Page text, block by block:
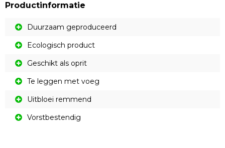
Productinformatie
Duurzaam geproduceerd
Ecologisch product
Geschikt als oprit
Te leggen met voeg
Uitbloei remmend
Vorstbestendig